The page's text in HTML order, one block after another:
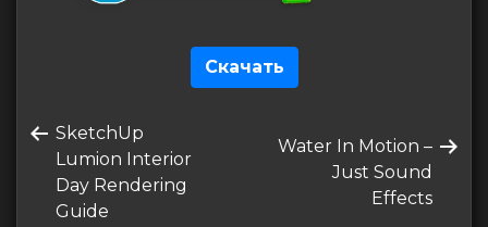
Скачать
по
записям
Предыдущая
запись
SketchUp
Lumion Interior
Day Rendering
Guide
Следующая
запись
Water In Motion –
Just Sound
Effects